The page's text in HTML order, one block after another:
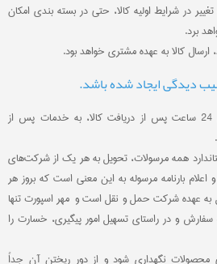
در شرایط اولیه کالا، حتی در بسته بندی امکان
برد.
کالا به عهده مشتری خواهد بود.
دیدگی ایجاد شده باشد.
- آسیب‏‏ دیدگی باید حداکثر طی 24 ساعت پس از دریافت کالا، به خدمات پس از
همه مرسولات، تحویل به هر یک از شرکت‏‏‌های
اعلام بارنامه مرسوله به این معنی است که بروز هر
به عهده شرکت حمل و نقل است و مهر اسپورت تنها
و در راستای تسهیل امور پیگیری، خسارت را
نگهداری شود و از دور ریختن آن جداً